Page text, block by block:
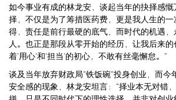
如今事业有成的林龙安，谈起当年的抉择感
择，不仅是为了筹措医药费，更是我人生的
得，责任是前行最硬的底气，而时代的机遇
人。也正是那段从零开始的经历，让我后来
着‘用心’和‘担当’的初心，不敢有丝毫懈怠。”
谈及当年放弃财政局“铁饭碗”投身创业，而
安全感的现象，林龙安坦言：“择业本无对错